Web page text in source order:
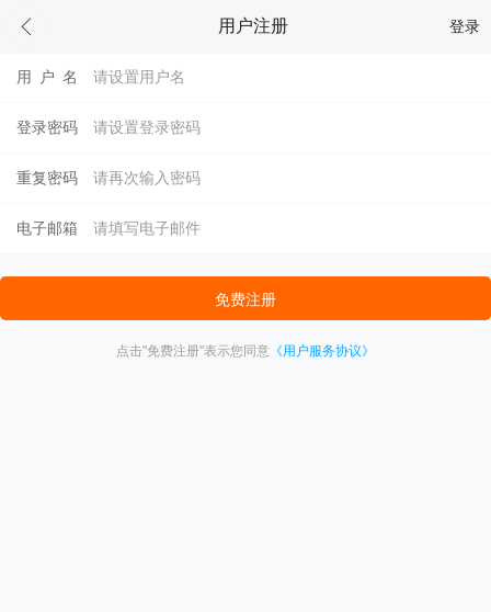
 用户注册 
登录
用 户 名
登录密码
重复密码
电子邮箱
点击"免费注册"表示您同意 《用户服务协议》